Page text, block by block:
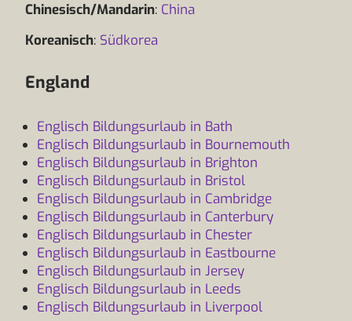
Chinesisch/Mandarin: China
Koreanisch: Südkorea
England
Englisch Bildungsurlaub in Bath
Englisch Bildungsurlaub in Bournemouth
Englisch Bildungsurlaub in Brighton
Englisch Bildungsurlaub in Bristol
Englisch Bildungsurlaub in Cambridge
Englisch Bildungsurlaub in Canterbury
Englisch Bildungsurlaub in Chester
Englisch Bildungsurlaub in Eastbourne
Englisch Bildungsurlaub in Jersey
Englisch Bildungsurlaub in Leeds
Englisch Bildungsurlaub in Liverpool